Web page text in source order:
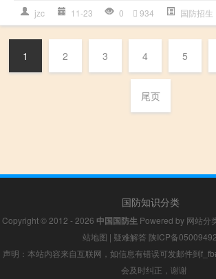
jzc 11-23 0 934 国防招生
1 2 3 4 5
尾页
国防知识分类
Copyright © 2012 - 2026 中国国防生 Powered by 网站分
站地图 | 疑难解答 陕ICP备
声明：本站内容来自互联网，如信息有错误可发邮件到
会及时纠正，谢谢